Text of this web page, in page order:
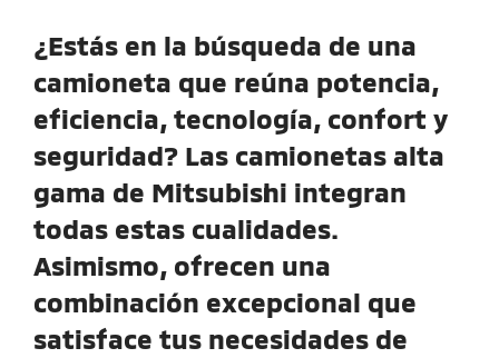
¿Estás en la búsqueda de una
camioneta que reúna potencia,
eficiencia, tecnología, confort y
seguridad? Las camionetas alta
gama de Mitsubishi integran
todas estas cualidades.
Asimismo, ofrecen una
combinación excepcional que
satisface tus necesidades de